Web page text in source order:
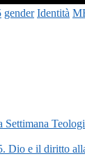
gender Identità
Settimana
Dio e il diritto